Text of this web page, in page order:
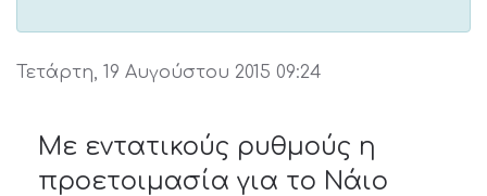
Τετάρτη, 19 Αυγούστου 2015 09:24
Με εντατικούς ρυθμούς η
προετοιμασία για το Νάιο